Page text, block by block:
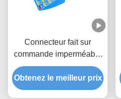
Connecteur fait sur
commande imperméable
de Matte Surface 2.54mm
de contact à membrane
d'IP67 FPC
Obtenez le meilleur prix